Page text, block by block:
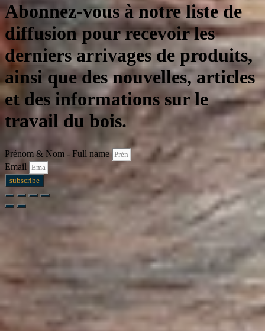
Abonnez-vous à notre liste de
diffusion pour recevoir les
derniers arrivages de produits,
ainsi que des nouvelles, articles
et des informations sur le
travail du bois.
Prénom & Nom - Full name
Email
subscribe